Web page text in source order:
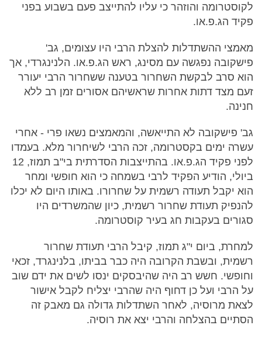
לקוסטרומה והוזהר כי עליו להתייצב פעם בשבוע בפני
פקיד הג.פ.או.
מאמצי ההשתדלות להצלת הרבי היו עצומים, גב'
פישקובה נפגשה עם מסינג, ראש הג.פ.או. הלנינגרדי, אך
הוא סרב לבקשת השחרור בטענה ששחרור הרבי יעורר
זעם מצד דתות אחרות שראשיהם אסורים זמן רב ללא
חנינה.
גב' פישקובה לא התייאשה, והמאמצים נשאו פרי - אחרי
עשרה ימים בקסטרומה, זכה הרבי לשיחרור מלא. בעמדו
לפני פקיד הג.פ.או. בהתייצבות הסדרתית בי"ב תמוז, 12
ביולי, הודיע הפקיד לרבי בשמחה כי הוא חופשי ומחר
הוא יקבל תעודה רשמית על שחרורו. באותו היום לא יכלו
להנפיק תעודת שחרור רשמית, כיון שהמשרדים היו
סגורים בעקבות חג בעיר קוסטרומה.
למחרת, ביום י"ג תמוז, קיבל הרבי תעודת שחרור
רשמית, ובשבת הקרובה היה כבר בביתו, בלנינגרד, זכאי
וחופשי. חשש רב היה שהיבסקים ינסו לשים את ידם שוב
על הרבי ועל כן דחוף היה שהרבי יצליח לקבל אישור
לצאת מרוסיה, לאחר השתדלות גדולה גם מאבק זה
הסתיים בהצלחה והרבי יצא את רוסיה.